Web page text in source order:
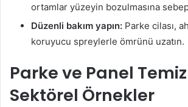
ortamlar yüzeyin bozulmasına
Düzenli bakım yapın: Parke cilası,
koruyucu spreylerle ömrünü uzatın.
Parke ve Panel
Sektörel Örnekler